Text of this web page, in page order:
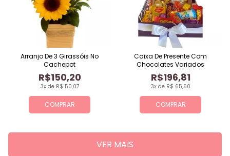
COMPRAR
3x de R$ 50,07
R$150,20
Arranjo De 3 Girassóis No
Cachepot
COMPRAR
3x de R$ 65,60
R$196,81
Caixa De Presente Com
Chocolates Variados
VER MAIS